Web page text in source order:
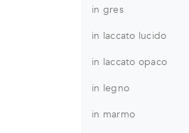
in gres
in laccato lucido
in laccato opaco
in legno
in marmo